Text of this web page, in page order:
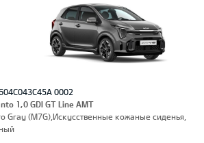
0002
1,0 GDI GT Line AMT
Gray (M7G),Искусственные кожаные сиденья,